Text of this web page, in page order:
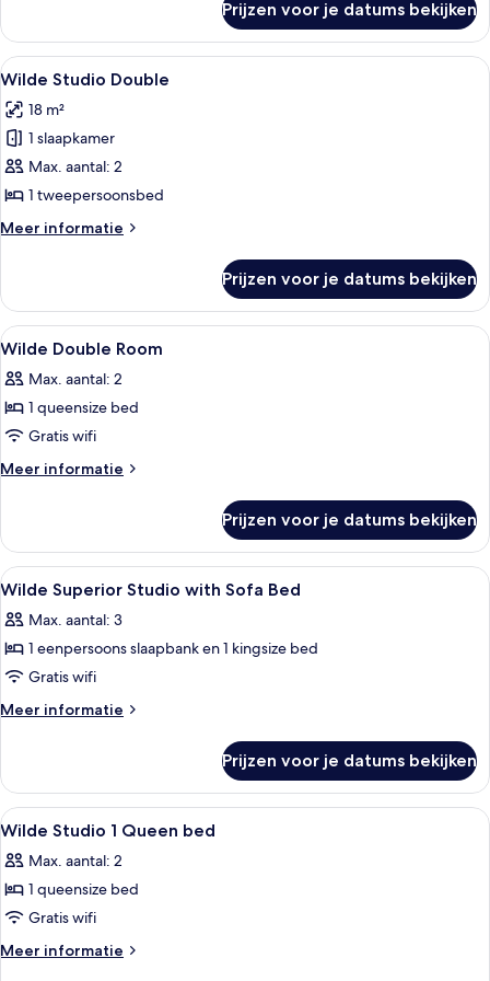
studio,
kingsize
met
slaapbank
Prijzen voor je datums bekijken
Alle
foto's
voor
Wilde
Studio
Double
laden
Een moderne hotelkamer met een
13
Wilde Studio Double
18 m²
1 slaapkamer
Max. aantal: 2
1 tweepersoonsbed
Meer informatie
Meer
Studio
Double
Prijzen voor je datums bekijken
Alle
foto's
voor
Wilde
Double
Room
Luxe beddengoed, een minibar, een
8
Wilde Double Room
Max. aantal: 2
1 queensize bed
Gratis wifi
Meer informatie
Meer
Double
Room
Prijzen voor je datums bekijken
Alle
foto's
voor
Wilde
Superior
Studio
Bed
laden
Luxe beddengoed, een minibar, een
11
Wilde Superior Studio with Sofa Bed
Max. aantal: 3
1 eenpersoons slaapbank en 1 kingsize bed
Gratis wifi
Meer informatie
Meer
Superior
Studio
with
Bed
Prijzen voor je datums bekijken
Alle
foto's
voor
Wilde
Studio
1
Luxe beddengoed, een minibar, een
13
Wilde Studio 1 Queen bed
Max. aantal: 2
1 queensize bed
Gratis wifi
Meer informatie
Meer